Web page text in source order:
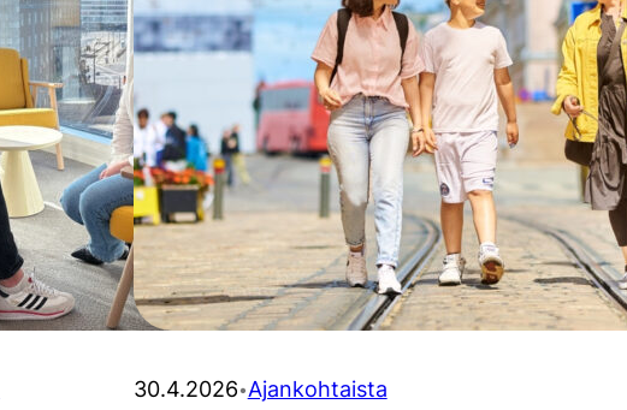
30.4.2026•Ajankohtaista